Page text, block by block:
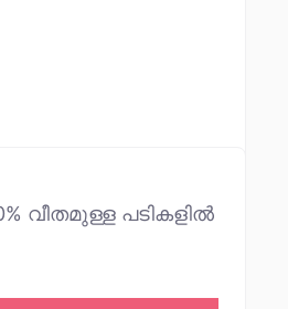
വീതമുള്ള പടികളിൽ